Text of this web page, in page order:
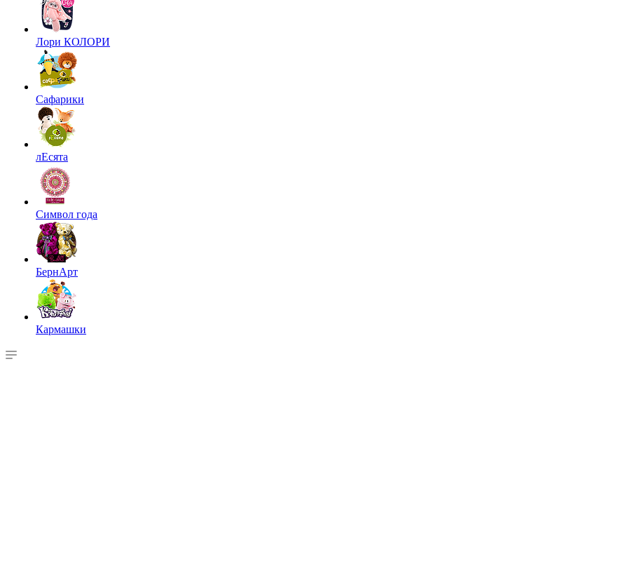
Лори КОЛОРИ
Сафарики
лЕсята
Символ года
БернАрт
Кармашки